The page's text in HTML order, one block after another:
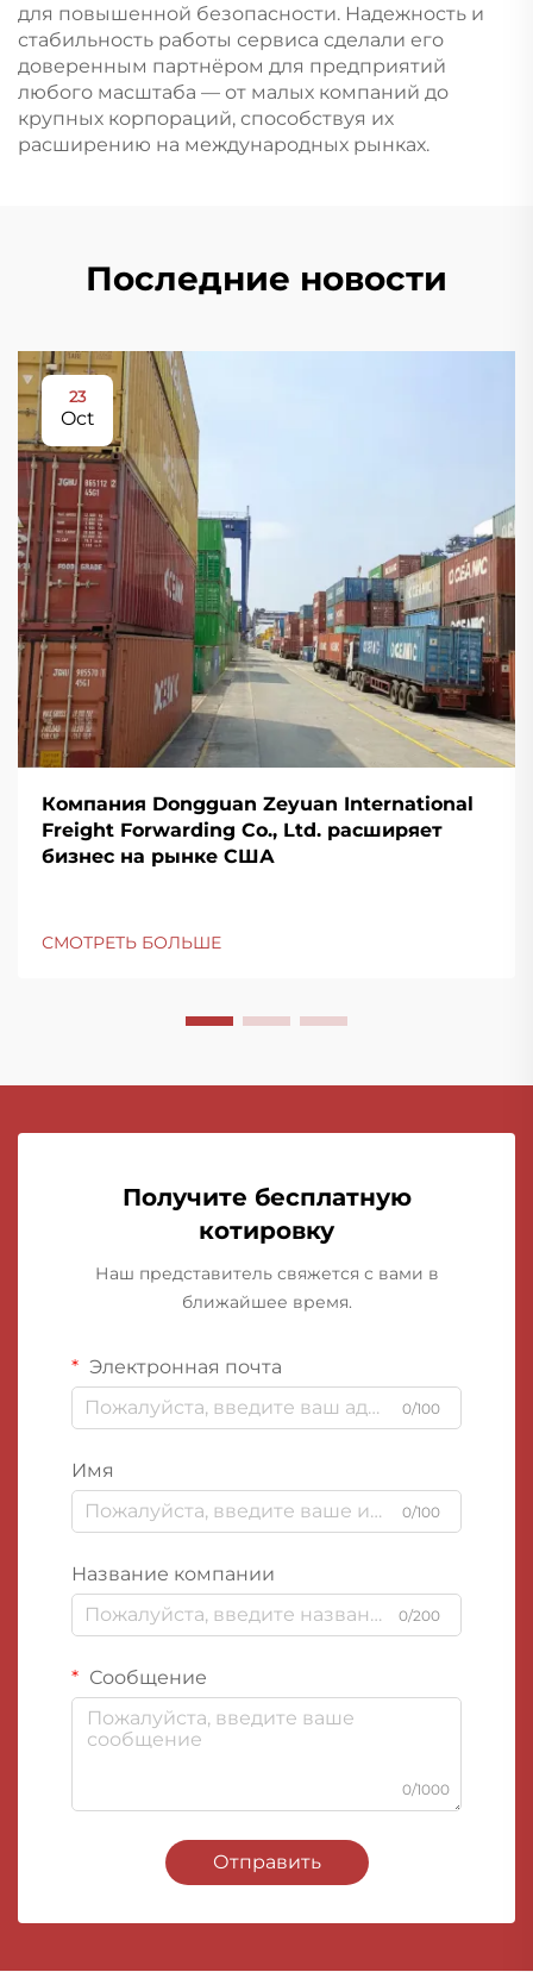
для повышенной безопасности. Надежность и
стабильность работы сервиса сделали его
доверенным партнёром для предприятий
любого масштаба — от малых компаний до
крупных корпораций, способствуя их
расширению на международных рынках.
Последние новости
23
Oct
Компания Dongguan Zeyuan International
Freight Forwarding Co., Ltd. расширяет
бизнес на рынке США
СМОТРЕТЬ БОЛЬШЕ
Получите бесплатную
котировку
Наш представитель свяжется с вами в
ближайшее время.
Электронная почта
0/100
Имя
0/100
Название компании
0/200
Сообщение
0/1000
Отправить